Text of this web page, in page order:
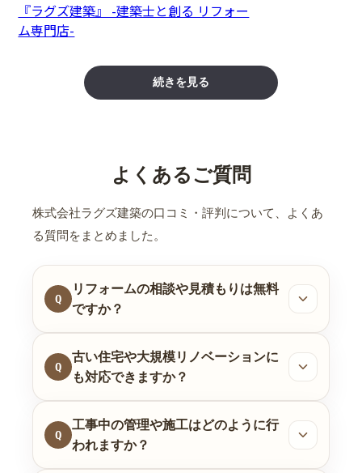
『ラグズ建築』 -建築士と創る リフォー
ム専門店-
続きを見る
よくあるご質問
株式会社ラグズ建築の口コミ・評判について、よくあ
る質問をまとめました。
Q
リフォームの相談や見積もりは無料
ですか？
Q
古い住宅や大規模リノベーションに
も対応できますか？
Q
工事中の管理や施工はどのように行
われますか？